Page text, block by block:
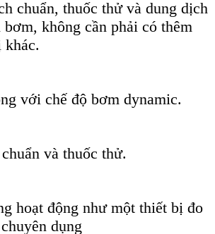
chuẩn, thuốc thử và dung dịch
bơm, không cần phải có thêm
khác.
với chế độ bơm dynamic.
và thuốc thử.
hoạt động như một thiết bị đo
dụng